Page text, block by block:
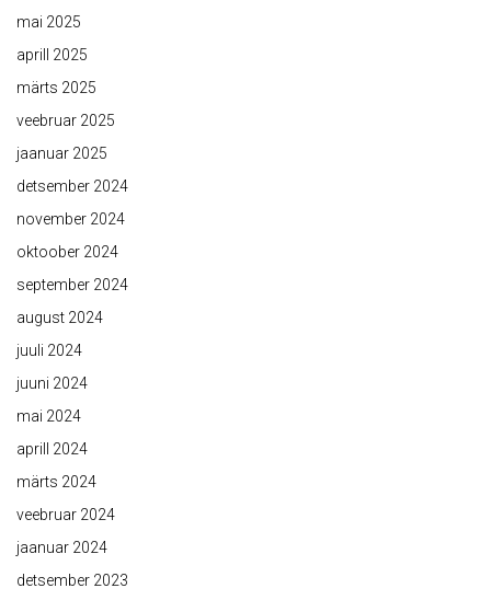
mai 2025
aprill 2025
märts 2025
veebruar 2025
jaanuar 2025
detsember 2024
november 2024
oktoober 2024
september 2024
august 2024
juuli 2024
juuni 2024
mai 2024
aprill 2024
märts 2024
veebruar 2024
jaanuar 2024
detsember 2023